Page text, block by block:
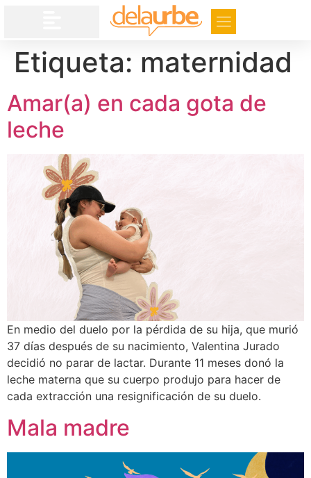
Etiqueta: maternidad
Amar(a) en cada gota de
leche
En medio del duelo por la pérdida de su hija, que murió
37 días después de su nacimiento, Valentina Jurado
decidió no parar de lactar. Durante 11 meses donó la
leche materna que su cuerpo produjo para hacer de
cada extracción una resignificación de su duelo.
Mala madre